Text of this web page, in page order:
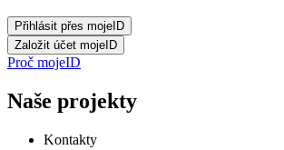
Proč mojeID
Naše projekty
Kontakty